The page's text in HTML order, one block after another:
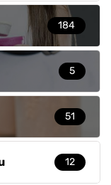
184
5
51
12